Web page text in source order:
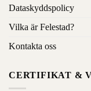
Dataskyddspolicy
Vilka är Felestad?
Kontakta oss
CERTIFIKAT &